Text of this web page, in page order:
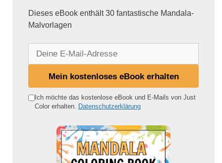
Dieses eBook enthält 30 fantastische Mandala-
Malvorlagen
e
Mein kostenloses eBook erhalten
Ich möchte das kostenlose eBook und E-Mails von Just
Color erhalten. Datenschutzerklärung